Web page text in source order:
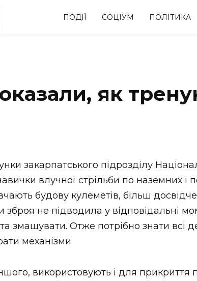
ПОДІЇ СОЦІУМ ПОЛІТИКА
Соціум Спорт
УКРАЇНИ
як
закарпатського підрозділу
влучної стрільби по наземних і
будову кулеметів, більш
не підводила у відповідальні
змащувати. Отже потрібно знати всі
механізми.
використовують і для прикриття